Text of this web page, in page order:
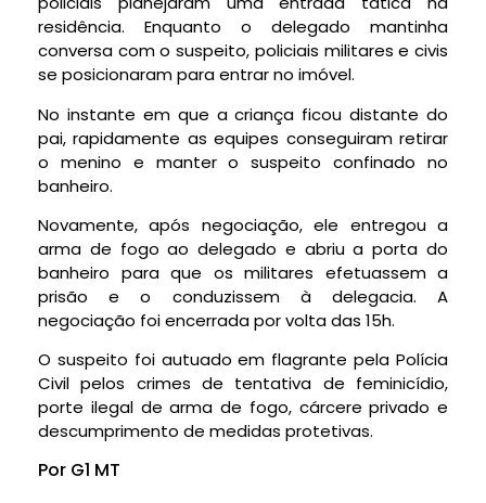
residência. Enquanto o delegado mantinha
conversa com o suspeito, policiais militares e civis
se posicionaram para entrar no imóvel.
No instante em que a criança ficou distante do
pai, rapidamente as equipes conseguiram retirar
o menino e manter o suspeito confinado no
banheiro.
Novamente, após negociação, ele entregou a
arma de fogo ao delegado e abriu a porta do
banheiro para que os militares efetuassem a
prisão e o conduzissem à delegacia. A
negociação foi encerrada por volta das 15h.
O suspeito foi autuado em flagrante pela Polícia
Civil pelos crimes de tentativa de feminicídio,
porte ilegal de arma de fogo, cárcere privado e
descumprimento de medidas protetivas.
Por G1 MT